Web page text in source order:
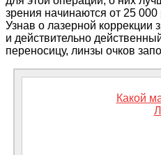
зрения начинаются от 25 000
Узнав о лазерной коррекции
и действительно
переносицу, линзы очков
Какой